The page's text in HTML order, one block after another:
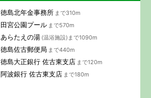
徳島北年金事務所 まで310m
田宮公園プール まで570m
あらたえの湯 (温浴施設)まで1090m
徳島佐古郵便局 まで440m
徳島大正銀行 佐古東支店 まで120m
阿波銀行 佐古東支店 まで180m